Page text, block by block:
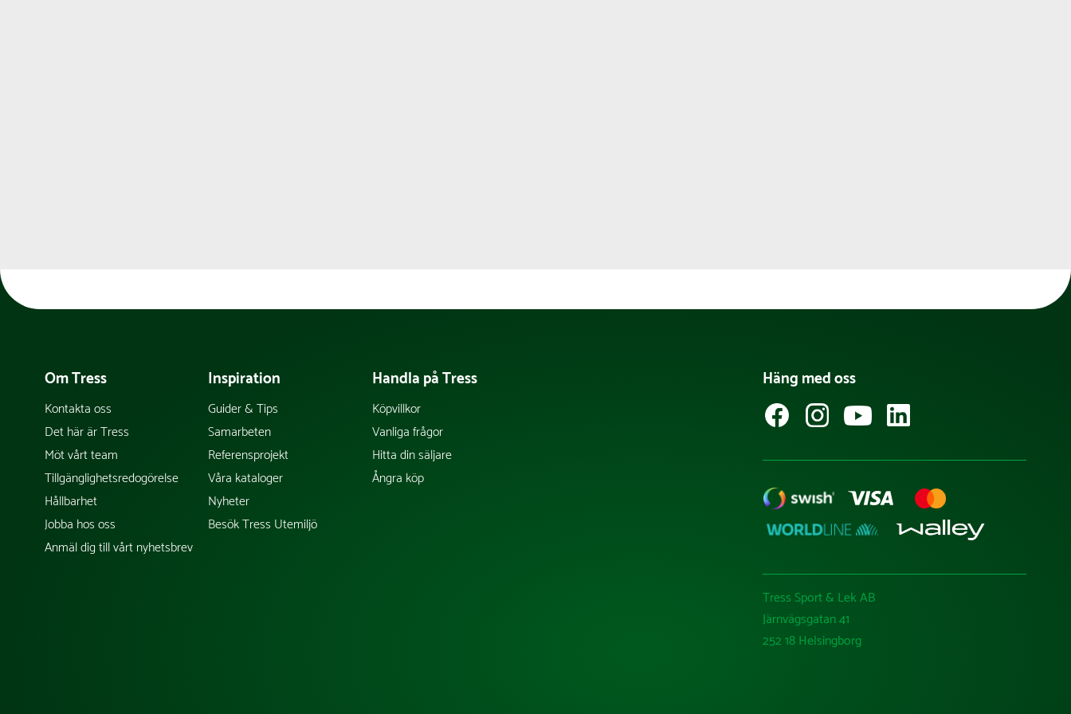
Om Tress
Kontakta oss
Det här är Tress
Möt vårt team
Tillgänglighetsredogörelse
Hållbarhet
Jobba hos oss
Anmäl dig till vårt nyhetsbrev
Inspiration
Guider & Tips
Samarbeten
Referensprojekt
Våra kataloger
Nyheter
Besök Tress Utemiljö
Handla på Tress
Köpvillkor
Vanliga frågor
Hitta din säljare
Ångra köp
Häng med oss
Tress Sport & Lek AB
Järnvägsgatan 41
252 18 Helsingborg